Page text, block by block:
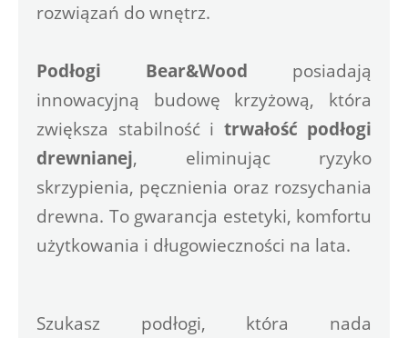
rozwiązań do wnętrz.
Podłogi Bear&Wood posiadają
innowacyjną budowę krzyżową, która
zwiększa stabilność i trwałość podłogi
drewnianej, eliminując ryzyko
skrzypienia, pęcznienia oraz rozsychania
drewna. To gwarancja estetyki, komfortu
użytkowania i długowieczności na lata.
Szukasz podłogi, która nada